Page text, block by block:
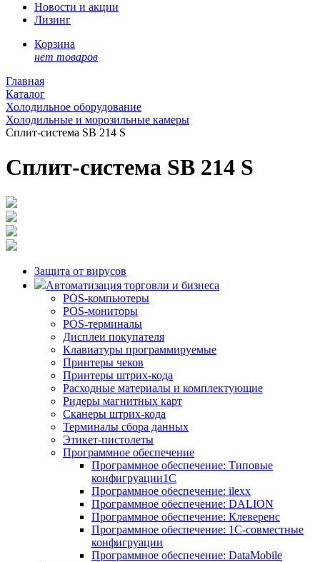
Новости и акции
Лизинг
Корзина
нет товаров
Главная
Каталог
Холодильное оборудование
Холодильные и морозильные камеры
Сплит-система SB 214 S
Сплит-система SB 214 S
Защита от вирусов
Автоматизация торговли и бизнеса
POS-компьютеры
POS-мониторы
POS-терминалы
Дисплеи покупателя
Клавиатуры программируемые
Принтеры чеков
Принтеры штрих-кода
Расходные материалы и комплектующие
Ридеры магнитных карт
Сканеры штрих-кода
Терминалы сбора данных
Этикет-пистолеты
Программное обеспечение
Программное обеспечение: Типовые
конфигруации1С
Программное обеспечение: ilexx
Программное обеспечение: DALION
Программное обеспечение: Клеверенс
Программное обеспечение: 1С-совместные
конфигруации
Программное обеспечение: DataMobile